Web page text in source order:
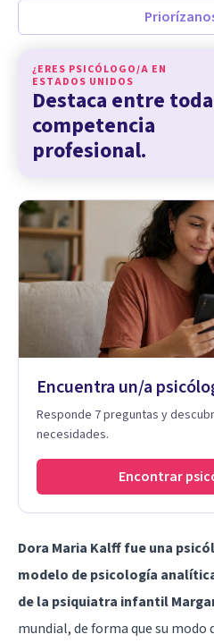
¿ERES PSICÓLOGO/A EN
ESTADOS UNIDOS
Destaca entre
competencia
profesional.
Encuentra un/a
Responde 7 preguntas y
necesidades.
Encontrar
Dora Maria Kalff fue una
modelo de psicología
de la psiquiatra infantil
mundial, de forma que su